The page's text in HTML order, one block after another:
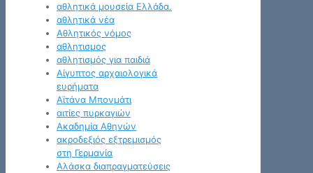
αθλητικά μουσεία Ελλάδα.
αθλητικά νέα
Αθλητικός νόμος
αθλητισμος
αθλητισμός για παιδιά
Αίγυπτος αρχαιολογικά
ευρήματα
Αϊτάνα Μπονμάτι
αιτίες πυρκαγιών
Ακαδημία Αθηνών
ακροδεξιός εξτρεμισμός
στη Γερμανία
Αλάσκα διαπραγματεύσεις